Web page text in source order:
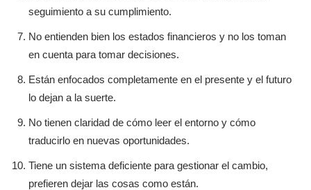
seguimiento a su cumplimiento.
No entienden bien los estados financieros y no los toman
en cuenta para tomar decisiones.
Están enfocados completamente en el presente y el futuro
lo dejan a la suerte.
No tienen claridad de cómo leer el entorno y cómo
traducirlo en nuevas oportunidades.
Tiene un sistema deficiente para gestionar el cambio,
prefieren dejar las cosas como están.